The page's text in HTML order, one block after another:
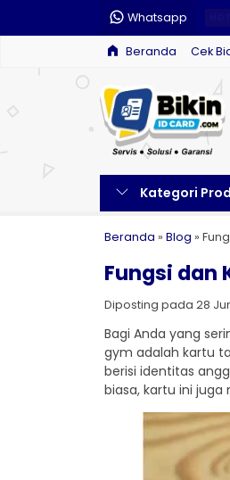
Whatsapp
Beranda Cek
Kategori
Beranda » Blog »
Fungsi dan
Diposting pada 28
Bagi Anda yang
gym adalah kartu
berisi identitas
biasa, kartu ini